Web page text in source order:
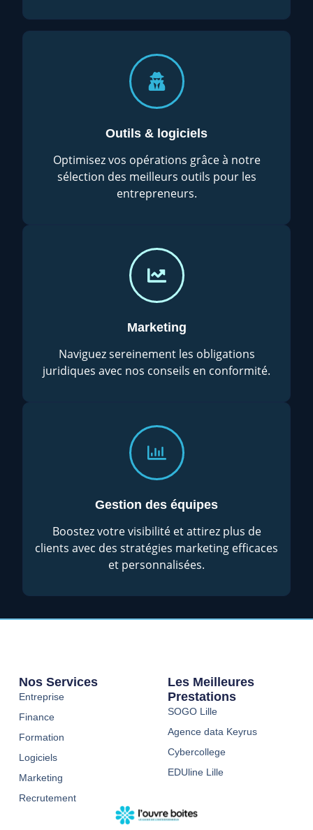
Outils & logiciels
Optimisez vos opérations grâce à notre
sélection des meilleurs outils pour les
entrepreneurs.
Marketing
Naviguez sereinement les obligations
juridiques avec nos conseils en conformité.
Gestion des équipes
Boostez votre visibilité et attirez plus de
clients avec des stratégies marketing efficaces
et personnalisées.
Nos Services
Entreprise
Finance
Formation
Logiciels
Marketing
Recrutement
Les Meilleures
Prestations
SOGO Lille
Agence data Keyrus
Cybercollege
EDUline Lille